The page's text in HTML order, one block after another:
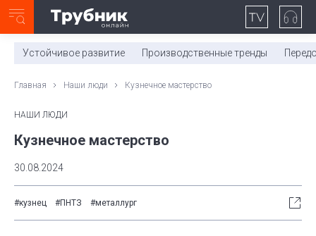
0:00/ 11:03
Устойчивое развитие Производственные тренды
Главная Наши люди Кузнечное мастерство
НАШИ ЛЮДИ
Кузнечное мастерство
30.08.2024
#кузнец #ПНТЗ #металлург